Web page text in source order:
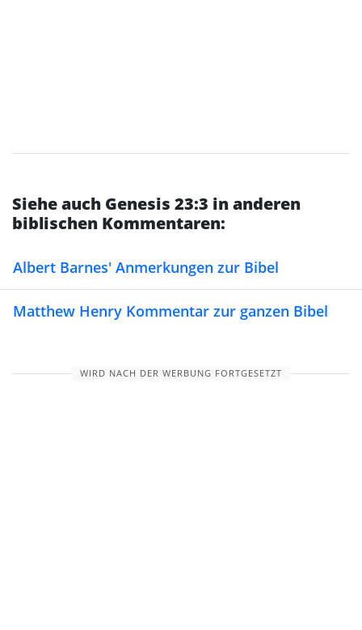
Siehe auch Genesis 23:3 in anderen
biblischen Kommentaren:
Albert Barnes' Anmerkungen zur Bibel
Matthew Henry Kommentar zur ganzen Bibel
WIRD NACH DER WERBUNG FORTGESETZT